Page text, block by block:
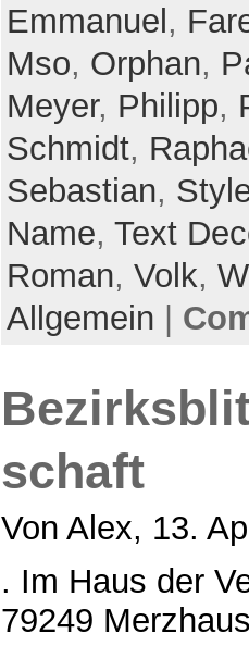
Emmanuel ,
Mso, Orphan,
Meyer, Philipp,
Schmidt,
Sebastian,
Name, Text
Roman, Volk,
Allgemein
schaft
Von Alex, 13.
. Im Haus der
79249